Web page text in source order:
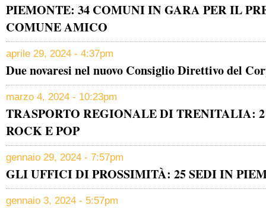
PIEMONTE: 34 COMUNI IN GARA PER IL
COMUNE AMICO
aprile 29, 2024 - 4:37pm
Due novaresi nel nuovo Consiglio Direttivo del
marzo 4, 2024 - 10:23pm
TRASPORTO REGIONALE DI TRENITALIA:
ROCK E POP
gennaio 29, 2024 - 7:57pm
GLI UFFICI DI PROSSIMITÀ: 25 SEDI IN
gennaio 3, 2024 - 5:57pm